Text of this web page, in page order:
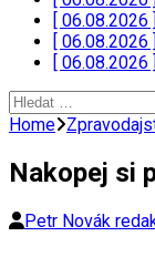
[ 06.08.2026 ]
[ 06.08.2026 ]
[ 06.08.2026 ]
Vyhledávání
Home
Nakopej si
Petr Novák